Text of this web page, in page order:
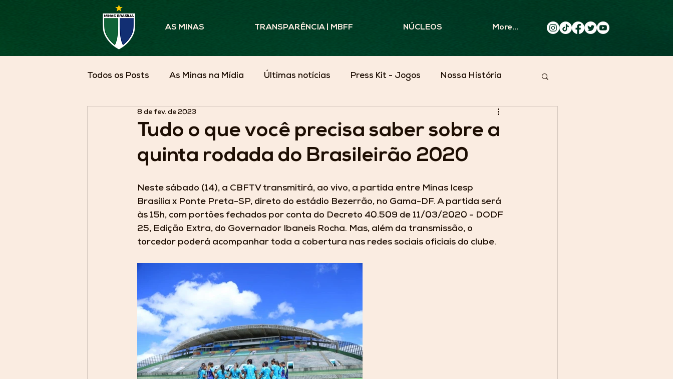
AS MINAS TRANSPARÊNCIA | MBFF NÚCLEOS More...
Todos os Posts As Minas na Mídia Últimas notícias Press Kit - Jogos Nossa História
Parceiros em Pauta
Tudo o que você precisa saber sobre a
quinta rodada do Brasileirão 2020
8 de fev. de 2023
Neste sábado (14), a CBFTV transmitirá, ao vivo, a partida entre Minas Icesp
Brasília x Ponte Preta-SP, direto do estádio Bezerrão, no Gama-DF. A partida será
às 15h, com portões fechados por conta do Decreto 40.509 de 11/03/2020 - DODF
25, Edição Extra, do Governador Ibaneis Rocha. Mas, além da transmissão, o
torcedor poderá acompanhar toda a cobertura nas redes sociais oficiais do clube.